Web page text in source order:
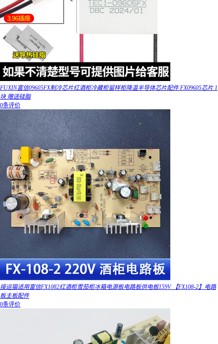
FUXIN富信09605FX制冷芯片红酒柜冷藏柜留样柜降温半导体芯片配件 FX09605芯片 1
块 赠送硅脂
0条评价
接运猫适用富信FX1082红酒柜雪茄柜冰箱电源板电路板供电板159V 【FX108-2】电路
板主板配件
0条评价